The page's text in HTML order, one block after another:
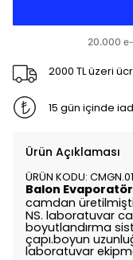
2000 TL üzeri
15 gün içinde
Ürün Açıklaması
ÜRÜN KODU:
Balon Evaporatör
camdan
NS. laboratuvar
boyutlandırma
çapı.boyun
laboratuvar